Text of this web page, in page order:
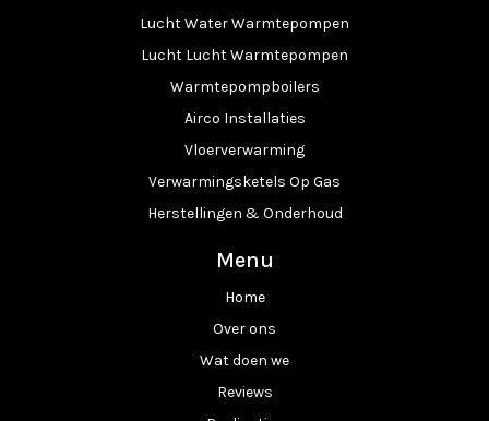
Lucht Water Warmtepompen
Lucht Lucht Warmtepompen
Warmtepompboilers
Airco Installaties
Vloerverwarming
Verwarmingsketels Op Gas
Herstellingen & Onderhoud
Menu
Home
Over ons
Wat doen we
Reviews